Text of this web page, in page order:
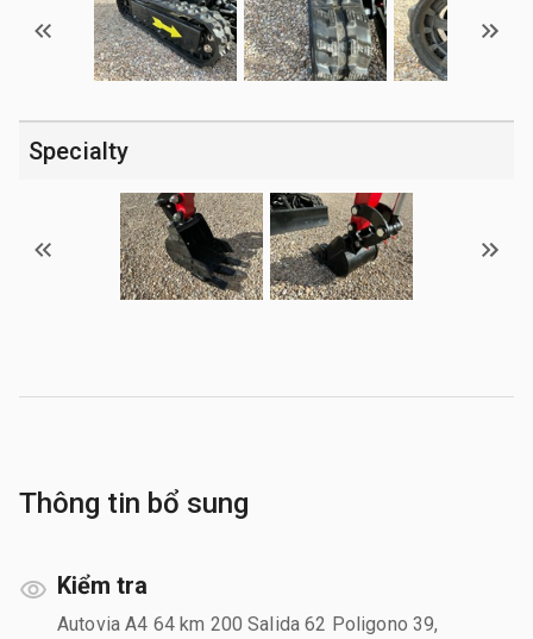
Specialty
Thông tin bổ sung
Kiểm tra
Autovia A4 64 km 200 Salida 62 Poligono 39,